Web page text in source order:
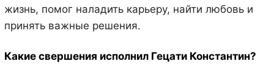
жизнь, помог наладить карьеру, найти любовь и
принять важные решения.
Какие свершения исполнил Гецати Константин?